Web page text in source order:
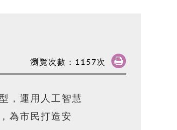
瀏覽次數： 1157次
，運用人工智慧
為市民打造安